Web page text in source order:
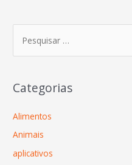
Categorias
Alimentos
Animais
aplicativos